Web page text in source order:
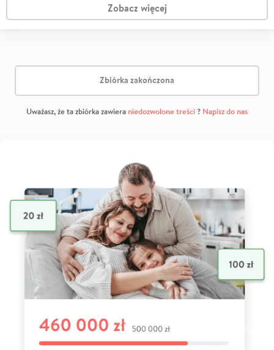
Zobacz więcej
Zbiórka zakończona
Uważasz, że ta zbiórka zawiera niedozwolone treści? Napisz do nas